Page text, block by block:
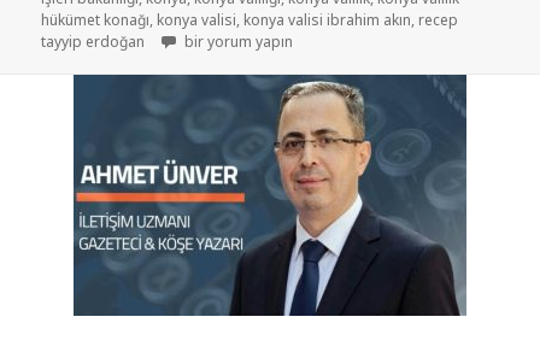
hükümet konağı, konya valisi, konya valisi ibrahim akın, recep
tayyip erdoğan
bir yorum yapın